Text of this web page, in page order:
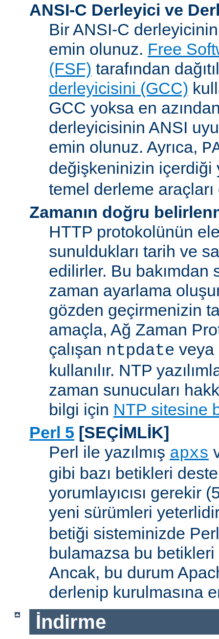
ANSI-C Derleyici ve
Bir ANSI-C
emin olunuz. Free
(FSF) tarafından
derleyicisini (GCC)
GCC yoksa en azından
derleyicisinin ANSI
emin olunuz. Ayrıca,
değişkeninizin
temel derleme araçları
Zamanın doğru
HTTP protokolünün
sunuldukları tarih ve
edilirler. Bu bakımdan
zaman ayarlama
gözden geçirmenizin
amaçla, Ağ Zaman
çalışan ntpdate veya
kullanılır. NTP
zaman sunucuları
bilgi için NTP sitesine
Perl 5 [SEÇİMLİK]
Perl ile yazılmış apxs
gibi bazı betikleri
yorumlayıcısı gerekir
yeni sürümleri
betiği sisteminizde Perl
bulamazsa bu betikleri
Ancak, bu durum
derlenip kurulmasına
İndirme